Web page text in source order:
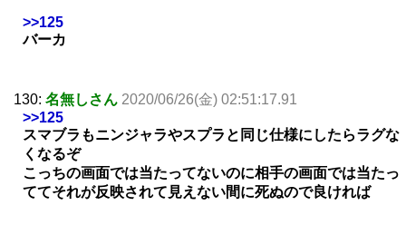
>>125
バーカ
130: 名無しさん 2020/06/26(金) 02:51:17.91
>>125
スマブラもニンジャラやスプラと同じ仕様にしたらラグな
くなるぞ
こっちの画面では当たってないのに相手の画面では当たっ
ててそれが反映されて見えない間に死ぬので良ければ